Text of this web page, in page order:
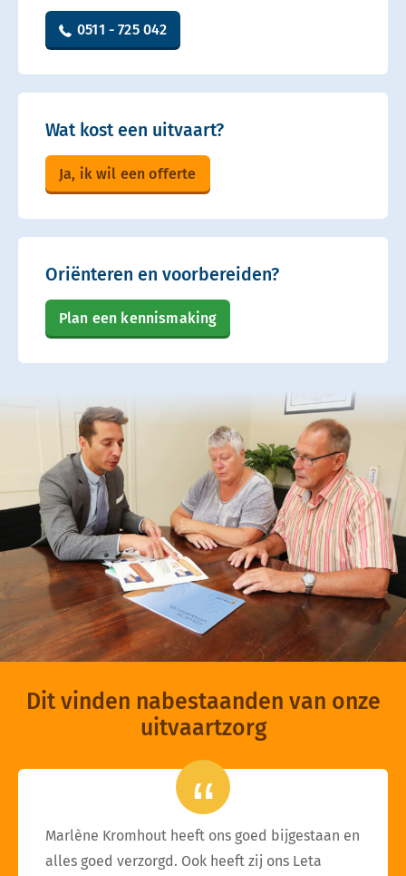
0511 - 725 042
Wat kost een uitvaart?
Ja, ik wil een offerte
Oriënteren en voorbereiden?
Plan een kennismaking
Dit vinden nabestaanden van onze
uitvaartzorg
Marlène Kromhout heeft ons goed bijgestaan en
alles goed verzorgd. Ook heeft zij ons Leta